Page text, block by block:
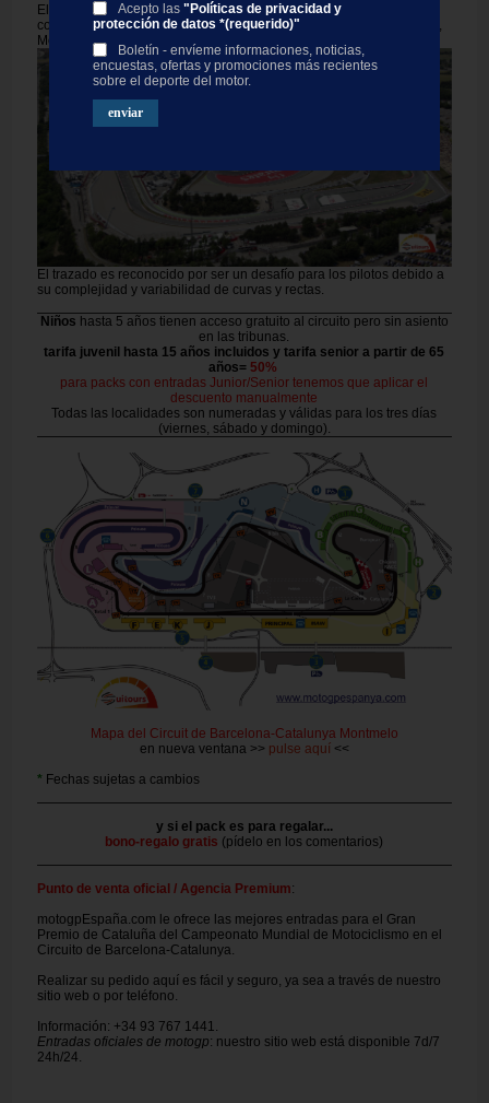
Acepto las "Políticas de privacidad y
protección de datos *(requerido)"
Boletín - envíeme informaciones, noticias,
encuestas, ofertas y promociones más recientes
sobre el deporte del motor.
El Circuit de Barcelona-Catalunya fue inaugurado en 1991 y es
conocido por ser el hogar del Gran Premio de España de Fórmula 1,
MotoGP y las carreras de WorldSBK.
El trazado es reconocido por ser un desafío para los pilotos debido a
su complejidad y variabilidad de curvas y rectas.
Niños hasta 5 años tienen acceso gratuito al circuito pero sin asiento
en las tribunas.
tarifa juvenil hasta 15 años incluidos y tarifa senior a partir de 65
años= 50%
para packs con entradas Junior/Senior tenemos que aplicar el
descuento manualmente
Todas las localidades son numeradas y válidas para los tres días
(viernes, sábado y domingo).
Mapa del Circuit de Barcelona-Catalunya Montmelo
en nueva ventana >> pulse aquí <<
*Fechas sujetas a cambios
y si el pack es para regalar...
bono-regalo gratis (pídelo en los comentarios)
Punto de venta oficial / Agencia Premium:
motogpEspaña.com le ofrece las mejores entradas para el Gran
Premio de Cataluña del Campeonato Mundial de Motociclismo en el
Circuito de Barcelona-Catalunya.
Realizar su pedido aquí es fácil y seguro, ya sea a través de nuestro
sitio web o por teléfono.
Información: +34 93 767 1441.
Entradas oficiales de motogp: nuestro sitio web está disponible 7d/7
24h/24.